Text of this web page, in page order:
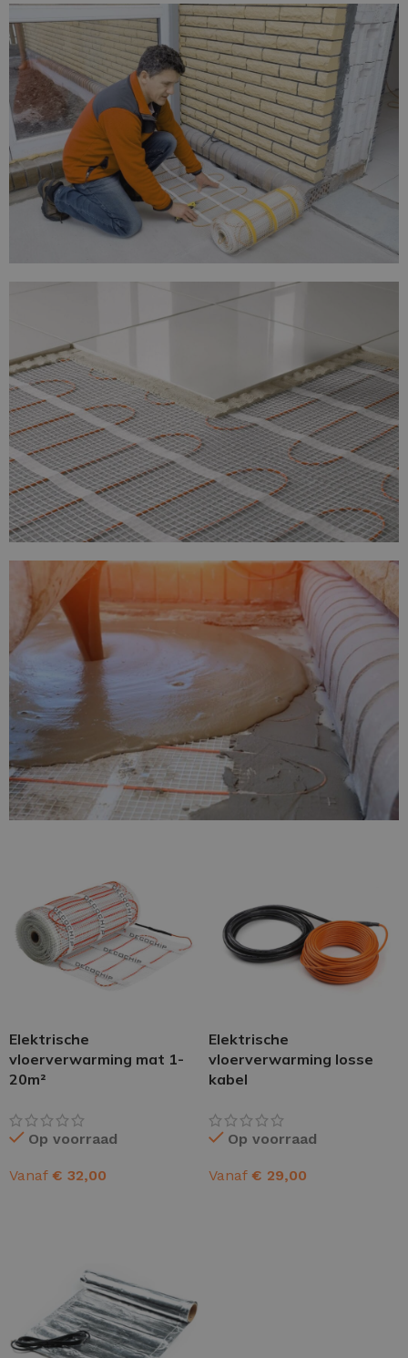
Elektrische
vloerverwarming mat 1-
20m²
Op voorraad
Vanaf € 32,00
Elektrische
vloerverwarming losse
kabel
Op voorraad
Vanaf € 29,00